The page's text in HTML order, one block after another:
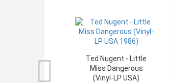
Ted Nugent - Little
Miss Dangerous
(Vinyl-LP USA)